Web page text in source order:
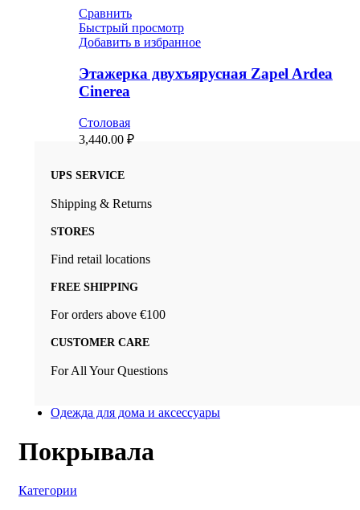
Сравнить
Быстрый просмотр
Добавить в избранное
Этажерка двухъярусная Zapel Ardea
Cinerea
Столовая
3,440.00 ₽
UPS SERVICE
Shipping & Returns
STORES
Find retail locations
FREE SHIPPING
For orders above €100
CUSTOMER CARE
For All Your Questions
Одежда для дома и аксессуары
Покрывала
Категории